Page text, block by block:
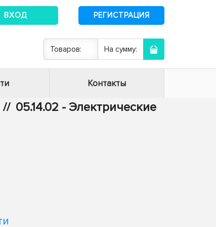
ВХОД РЕГИСТРАЦИЯ
Товаров: На сумму:
Контакты
// 05.14.02 - Электрические